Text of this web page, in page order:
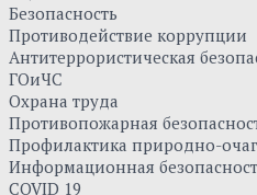
Безопасность
Противодействие коррупции
Антитеррористическая
ГОиЧС
Охрана труда
Противопожарная
Профилактика природно-
Информационная
COVID 19